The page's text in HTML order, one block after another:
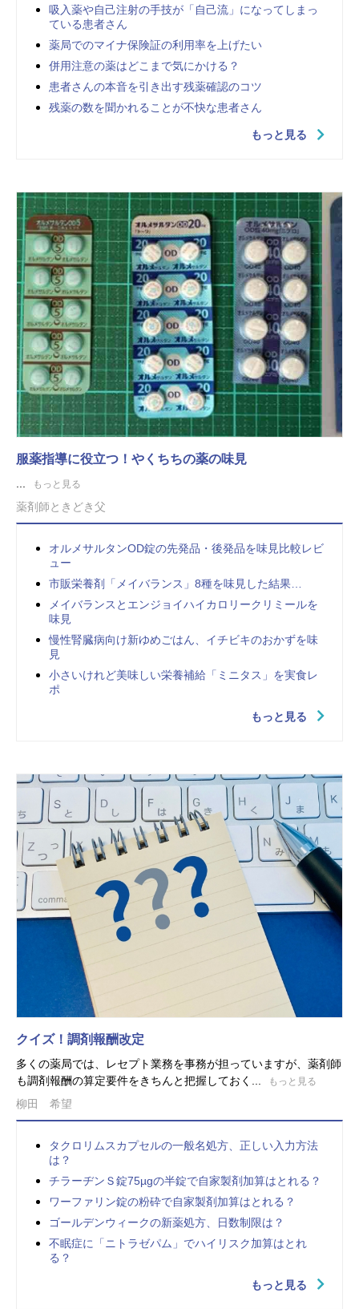
吸入薬や自己注射の手技が「自己流」になってしまっ
ている患者さん
薬局でのマイナ保険証の利用率を上げたい
併用注意の薬はどこまで気にかける？
患者さんの本音を引き出す残薬確認のコツ
残薬の数を聞かれることが不快な患者さん
もっと見る
服薬指導に役立つ！やくちちの薬の味見
もっと見る
薬剤師ときどき父
オルメサルタンOD錠の先発品・後発品を味見比較レビ
ュー
市販栄養剤「メイバランス」8種を味見した結果…
メイバランスとエンジョイハイカロリークリミールを
味見
慢性腎臓病向け新ゆめごはん、イチビキのおかずを味
見
小さいけれど美味しい栄養補給「ミニタス」を実食レ
ポ
もっと見る
クイズ！調剤報酬改定
多くの薬局では、レセプト業務を事務が担っていますが、薬剤師
も調剤報酬の算定要件をきちんと把握しておく...
もっと見る
柳田 希望
タクロリムスカプセルの一般名処方、正しい入力方法
は？
チラーヂンＳ錠75µgの半錠で自家製剤加算はとれる？
ワーファリン錠の粉砕で自家製剤加算はとれる？
ゴールデンウィークの新薬処方、日数制限は？
不眠症に「ニトラゼパム」でハイリスク加算はとれ
る？
もっと見る